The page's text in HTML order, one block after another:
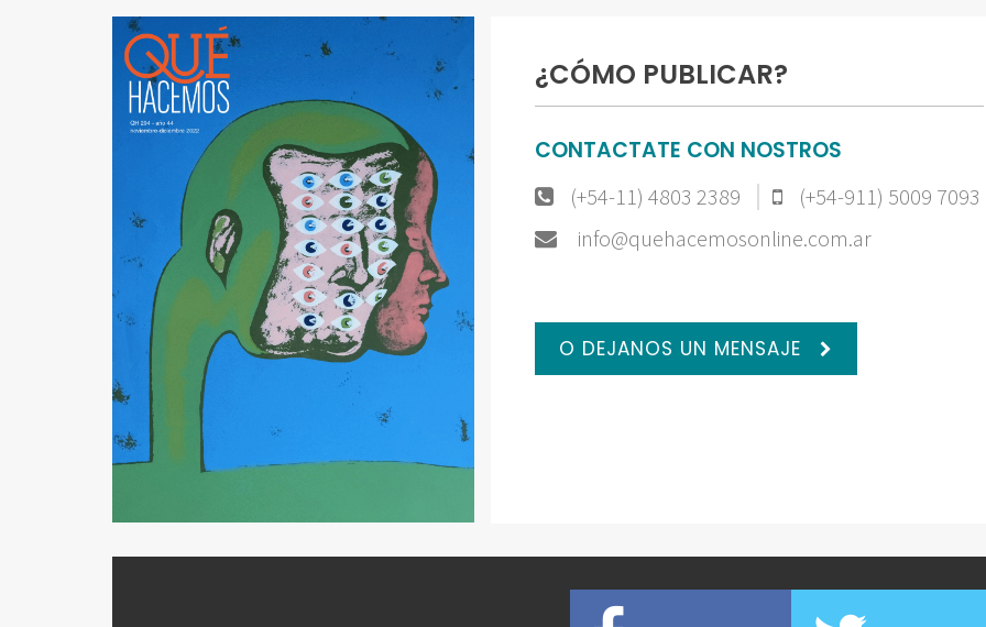
¿CÓMO PUBLICAR?
CONTACTATE CON NOSTROS
(+54-11) 4803 2389
(+54-911) 5009 7093
info@quehacemosonline.com.ar
O DEJANOS UN MENSAJE